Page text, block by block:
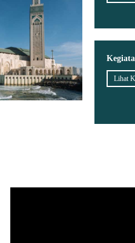
Lihat